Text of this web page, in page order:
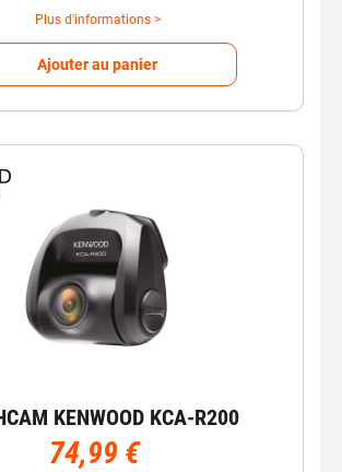
Plus d'informations >
Ajouter au panier
KENWOOD KCA-R200
74,99 €